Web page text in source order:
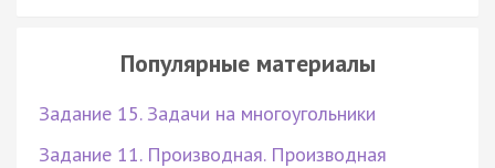
Популярные материалы
Задание 15. Задачи на многоугольники
Задание 11. Производная. Производная